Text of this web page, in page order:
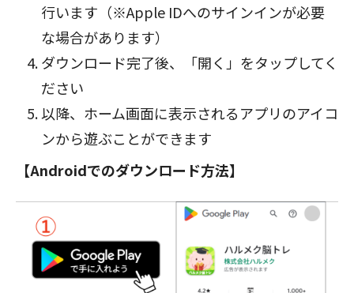
行います（※Apple IDへのサインインが必要
な場合があります）
ダウンロード完了後、「開く」をタップしてく
ださい
以降、ホーム画面に表示されるアプリのアイコ
ンから遊ぶことができます
【Androidでのダウンロード方法】